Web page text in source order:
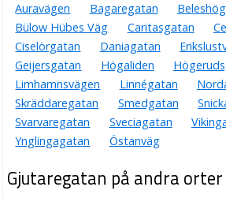
Auravägen
Bagaregatan
Bülow Hübes Väg
Caritasgatan
Ciselörgatan
Daniagatan
Geijersgatan
Högaliden
Limhamnsvägen
Linnégatan
Skräddaregatan
Smedgatan
Svarvaregatan
Sveciagatan
Ynglingagatan
Östanväg
Gjutaregatan på andra orter